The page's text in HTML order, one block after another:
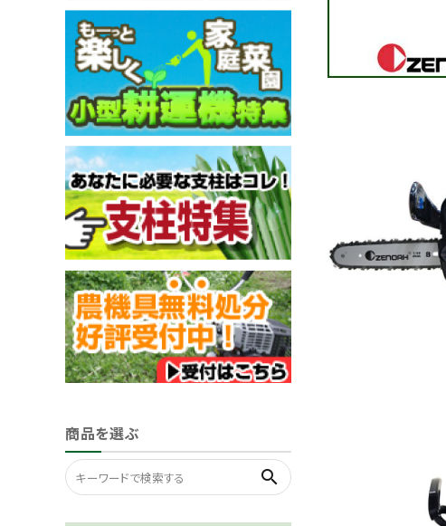
商品を選ぶ
search